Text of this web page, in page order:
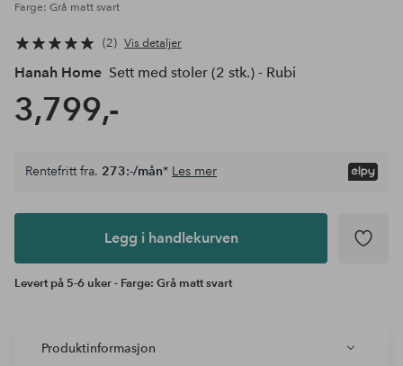
Farge: Grå matt svart
2 Vis detaljer
Hanah Home Sett med stoler (2 stk.) - Rubi
3,799,-
Legg i
Rentefritt fra. 273:-/mån* Les mer
Legg i handlekurven
Levert på 5-6 uker - Farge: Grå matt svart
Produktinformasjon